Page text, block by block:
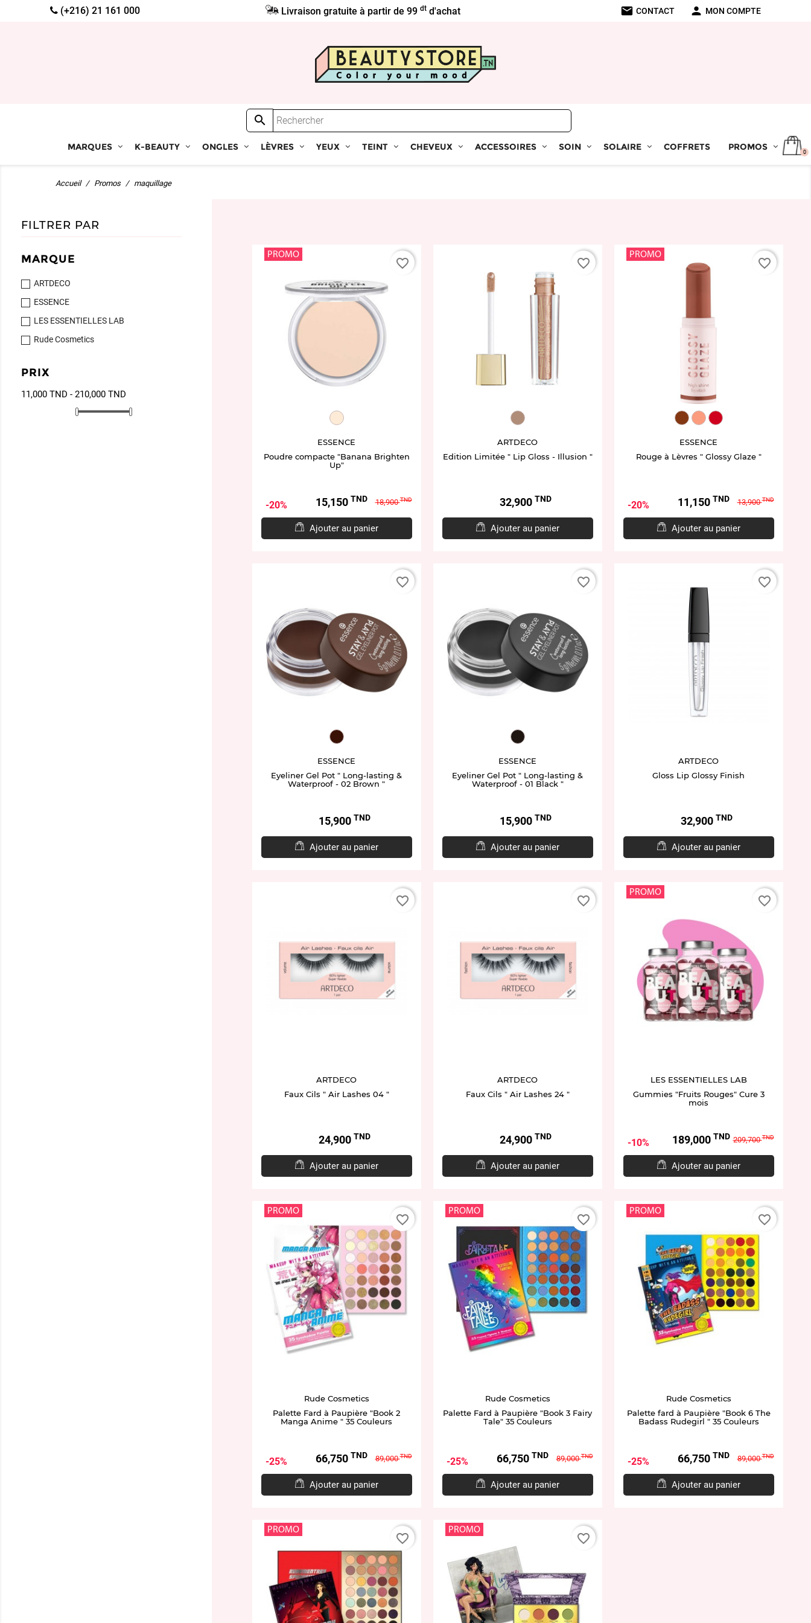
(+216) 21 161 000 Livraison gratuite à partir de 99dt d'achat mail CONTACT person MON COMPTE
MARQUES K-BEAUTY ONGLES LÈVRES YEUX TEINT CHEVEUX ACCESSOIRES SOIN SOLAIRE COFFRETS PROMOS 0

Accueil Promos maquillage
FILTRER PAR
MARQUE
ARTDECO
ESSENCE
LES ESSENTIELLES LAB
Rude Cosmetics
PRIX
11,000 TND - 210,000 TND
PROMO
ET940472.20
ESSENCE
Poudre compacte "Banana Brighten
Up"
20% Prix15,150 TNDPrix
base
18,900TND
Ajouter au panier
favorite_border
ART56207.35
ARTDECO
Edition Limitée " Lip Gloss - Illusion "
Prix32,900 TND
Ajouter au panier
favorite_border
PROMO
EL952097.01
EL952098.02
EL952100.04
ESSENCE
Rouge à Lèvres " Glossy Glaze "
20% Prix11,150 TNDPrix
base
13,900TND
Ajouter au panier
favorite_border
EY944665.02
ESSENCE
Eyeliner Gel Pot " Long-lasting &
Waterproof - 02 Brown "
Prix15,900 TND
Ajouter au panier
favorite_border
EY944664.01
ESSENCE
Eyeliner Gel Pot " Long-lasting &
Waterproof - 01 Black "
Prix15,900 TND
Ajouter au panier
favorite_border
ARTDECO
Gloss Lip Glossy Finish
Prix32,900 TND
Ajouter au panier
favorite_border
ARTDECO
Faux Cils " Air Lashes 04 "
Prix24,900 TND
Ajouter au panier
favorite_border
ARTDECO
Faux Cils " Air Lashes 24 "
Prix24,900 TND
Ajouter au panier
favorite_border
PROMO
LES ESSENTIELLES LAB
Gummies "Fruits Rouges" Cure 3
mois
10% Prix189,000 TNDPrix
base
209,700TND
Ajouter au panier
favorite_border
PROMO
Rude Cosmetics
Palette Fard à Paupière "Book 2
Manga Anime " 35 Couleurs
25% Prix66,750 TNDPrix
base
89,000TND
Ajouter au panier
favorite_border
PROMO
Rude Cosmetics
Palette Fard à Paupière "Book 3 Fairy
Tale" 35 Couleurs
25% Prix66,750 TNDPrix
base
89,000TND
Ajouter au panier
favorite_border
PROMO
Rude Cosmetics
Palette fard à Paupière "Book 6 The
Badass Rudegirl " 35 Couleurs
25% Prix66,750 TNDPrix
base
89,000TND
Ajouter au panier
favorite_border
PROMO
favorite_border
PROMO
favorite_border